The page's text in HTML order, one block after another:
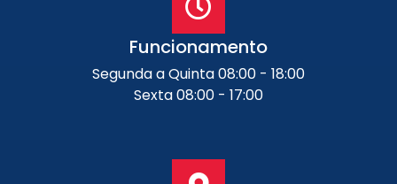
Funcionamento
Segunda a Quinta 08:00 - 18:00
Sexta 08:00 - 17:00